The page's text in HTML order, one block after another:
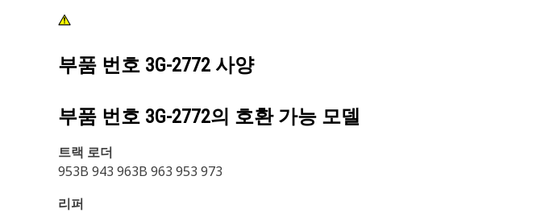
부품 번호 3G-2772 사양
부품 번호 3G-2772의 호환 가능 모델
트랙 로더
953B 943 963B 963 953 973
리퍼